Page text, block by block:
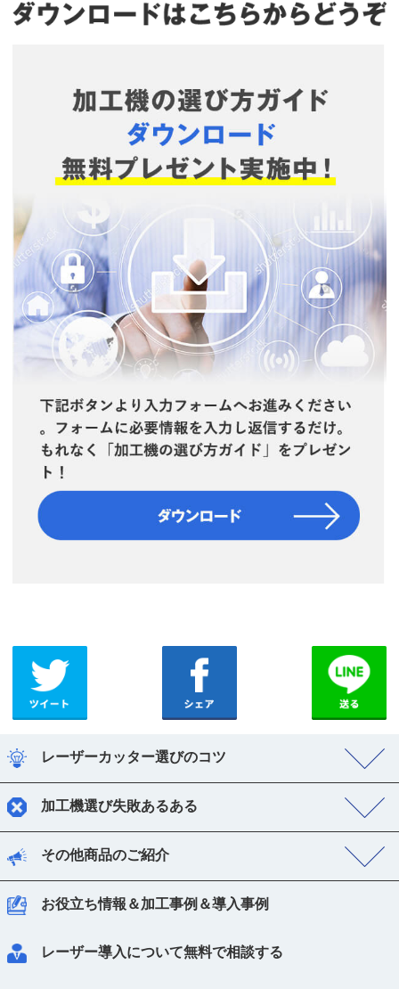
レーザーカッター選びのコツ
加工機選び失敗あるある
その他商品のご紹介
お役立ち情報＆加工事例＆導入事例
レーザー導入について無料で相談する